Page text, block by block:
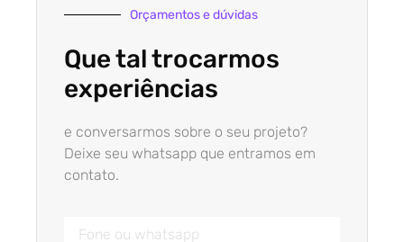
Orçamentos e dúvidas
Que tal trocarmos
experiências
e conversarmos sobre o seu projeto?
Deixe seu whatsapp que entramos em
contato.